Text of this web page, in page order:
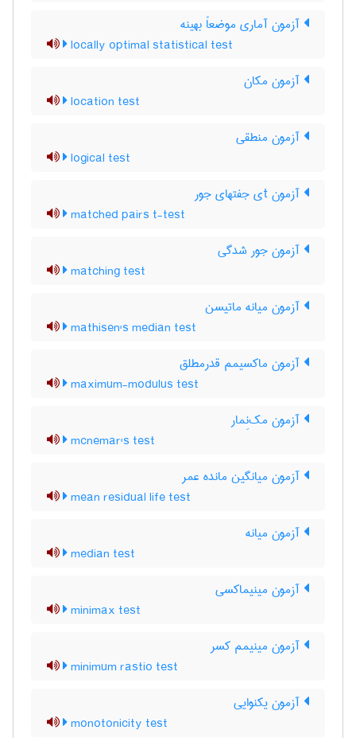
آزمون آماری موضعاً بهینه
locally optimal statistical test
آزمون مکان
location test
آزمون منطقی
logical test
آزمون tی جفتهای جور
matched pairs t-test
آزمون جور شدگی
matching test
آزمون میانه ماتیسن
mathisen's median test
آزمون ماکسیمم قدرمطلق
maximum-modulus test
آزمون مک‌نِمار
mcnemar's test
آزمون میانگین مانده عمر
mean residual life test
آزمون میانه
median test
آزمون مینیماکسی
minimax test
آزمون مینیمم کسر
minimum rastio test
آزمون یکنوایی
monotonicity test